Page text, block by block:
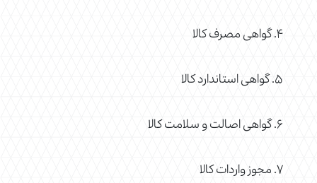
۴. گواهی مصرف کالا
۵. گواهی استاندارد کالا
۶. گواهی اصالت و سلامت کالا
۷. مجوز واردات کالا